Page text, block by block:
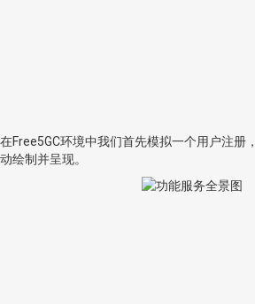
在Free5GC环境中我们首先模拟一个用户注
动绘制并呈现。